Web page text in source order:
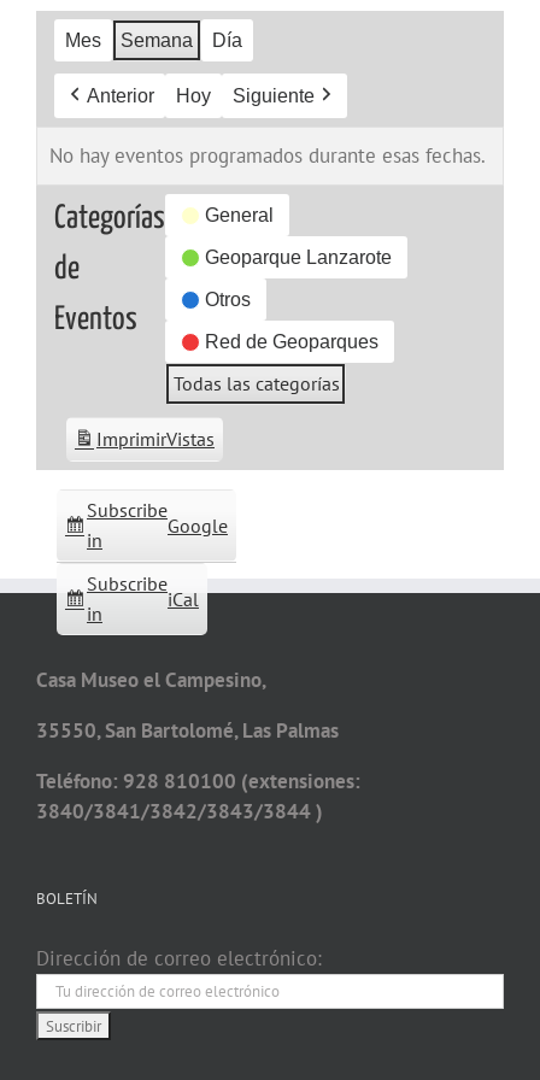
Mes Semana Día
Anterior Hoy Siguiente
No hay eventos programados durante esas fechas.
Categorías
de
Eventos
General
Geoparque Lanzarote
Otros
Red de Geoparques
Todas las categorías
Subscribe
in
Google
Subscribe
in
iCal
ImprimirVistas
Casa Museo el Campesino,
35550, San Bartolomé, Las Palmas
Teléfono: 928 810100 (extensiones:
3840/3841/3842/3843/3844 )
BOLETÍN
Dirección de correo electrónico: